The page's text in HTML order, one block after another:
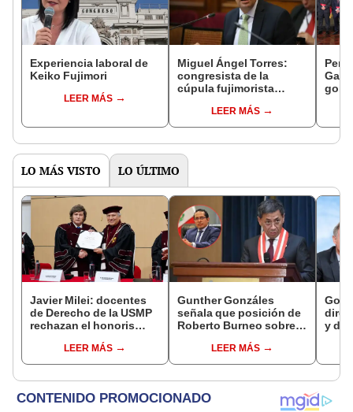
Experiencia laboral de
Keiko Fujimori
LEER MÁS
Miguel Ángel Torres:
congresista de la
cúpula fujimorista
del SenadoLEER MÁS
LO MÁS VISTO LO ÚLTIMO
Javier Milei: docentes
de Derecho de la USMP
rechazan el honoris
presidente de Argentina
LEER MÁS
Gunther Gonzáles
señala que posición de
Roberto Burneo sobre
Aliaga no representan al
JNE
LEER MÁS
y